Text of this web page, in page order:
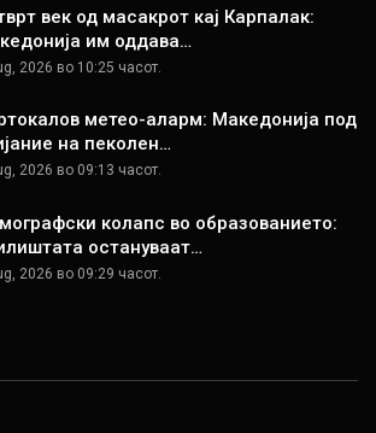
век од масакрот кај Карпалак:
им оддава…
2026 во 10:25 часот.
метео-аларм: Македонија под
на пеколен…
2026 во 09:13 часот.
колапс во образованието:
остануваат…
2026 во 09:29 часот.